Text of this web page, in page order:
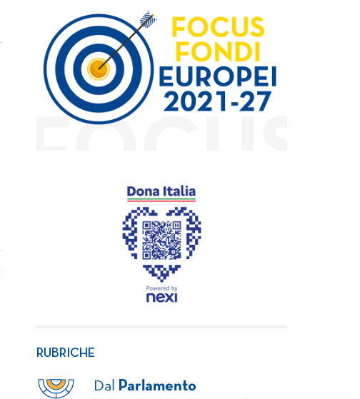
RUBRICHE
Dal Parlamento